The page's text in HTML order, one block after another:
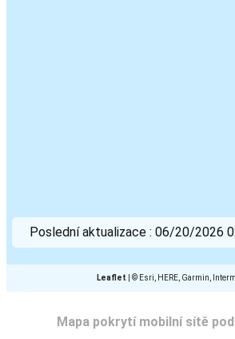
Leaflet © Esri, HERE, Garmin,
Poslední aktualizace : 06/20/2026
Mapa pokrytí mobilní sítě